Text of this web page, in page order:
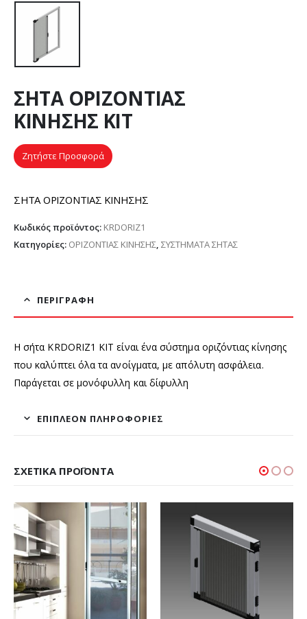
ΣΗΤΑ ΟΡΙΖΟΝΤΙΑΣ
ΚΙΝΗΣΗΣ ΚΙΤ
Ζητήστε Προσφορά
ΣΗΤΑ ΟΡΙΖΟΝΤΙΑΣ ΚΙΝΗΣΗΣ
Κωδικός προϊόντος: KRDORIZ1
Κατηγορίες: ΟΡΙΖΟΝΤΙΑΣ ΚΙΝΗΣΗΣ, ΣΥΣΤΗΜΑΤΑ ΣΗΤΑΣ
ΠΕΡΙΓΡΑΦΉ
Η σήτα KRDORIZ1 ΚΙΤ είναι ένα σύστημα οριζόντιας κίνησης
που καλύπτει όλα τα ανοίγματα, με απόλυτη ασφάλεια.
Παράγεται σε μονόφυλλη και δίφυλλη
ΕΠΙΠΛΈΟΝ ΠΛΗΡΟΦΟΡΊΕΣ
ΣΧΕΤΙΚΆ ΠΡΟΪΌΝΤΑ